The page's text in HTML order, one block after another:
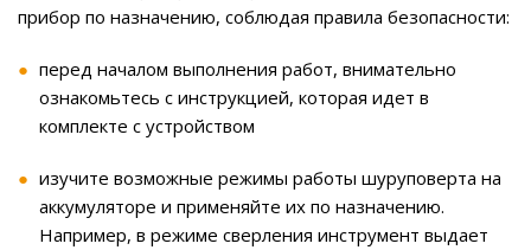
прибор по назначению, соблюдая правила безопасности:
перед началом выполнения работ, внимательно
ознакомьтесь с инструкцией, которая идет в
комплекте с устройством
изучите возможные режимы работы шуруповерта на
аккумуляторе и применяйте их по назначению.
Например, в режиме сверления инструмент выдает